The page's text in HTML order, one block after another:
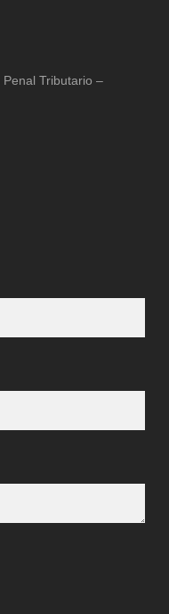
Tributario –